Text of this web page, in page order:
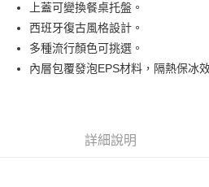
AFTEE先享後付
相關說明
【關於「AFTEE先享後付」】
AFTEE先享後付是「在收到商品之後才付款
ATM付款
上蓋可變換餐桌托盤。
西班牙復古風格設計。
多種流行顏色可挑選。
內層包覆發泡EPS材料，隔熱保冰
詳細說明